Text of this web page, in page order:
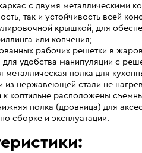
с двумя металлическими
так и устойчивость всей
крышкой, для
или копчения;
рабочих решетки в
удобства манипуляции с
металлическая полка для
из нержавеющей стали не
к коптильне расположены
полка (дровница) для
сборке и эксплуатации.